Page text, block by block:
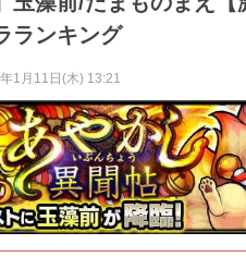
ランキング
1月11日(木) 13:21